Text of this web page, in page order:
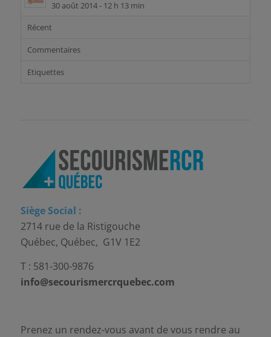
30 août 2014 - 12 h 13 min
Récent
Commentaires
Etiquettes
Siège Social :
2714 rue de la Ristigouche
Québec, Québec, G1V 1E2
T : 581-300-9876
info@secourismercrquebec.com
Prenez un rendez-vous avant de vous rendre au